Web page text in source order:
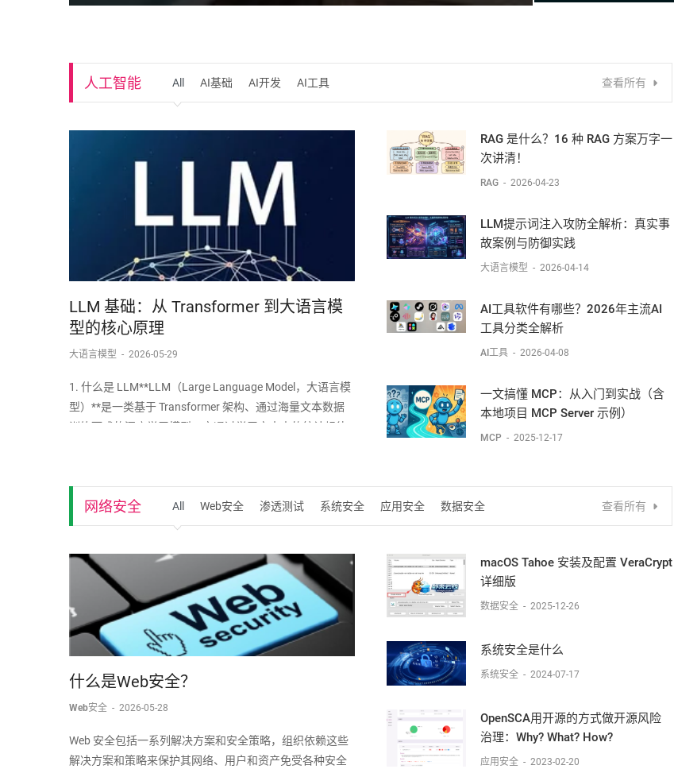
人工智能 All AI基础 AI开发 AI工具 查看所有
LLM 基础：从 Transformer 到大语言模
型的核心原理
大语言模型 - 2026-05-29
1. 什么是 LLM**LLM（Large Language Model，大语言模
型）**是一类基于 Transformer 架构、通过海量文本数据
训练而成的深度学习模型。它通过学习文本中的统计规律
RAG 是什么？16 种 RAG 方案万字一
次讲清！
RAG - 2026-04-23
LLM提示词注入攻防全解析：真实事
故案例与防御实践
大语言模型 - 2026-04-14
AI工具软件有哪些？2026年主流AI
工具分类全解析
AI工具 - 2026-04-08
一文搞懂 MCP：从入门到实战（含
本地项目 MCP Server 示例）
MCP - 2025-12-17
网络安全 All Web安全 渗透测试 系统安全 应用安全 数据安全 查看所有
什么是Web安全？
Web安全 - 2026-05-28
Web 安全包括一系列解决方案和安全策略，组织依赖这些
解决方案和策略来保护其网络、用户和资产免受各种安全
macOS Tahoe 安装及配置 VeraCrypt
详细版
数据安全 - 2025-12-26
系统安全是什么
系统安全 - 2024-07-17
OpenSCA用开源的方式做开源风险
治理：Why? What? How?
应用安全 - 2023-02-20